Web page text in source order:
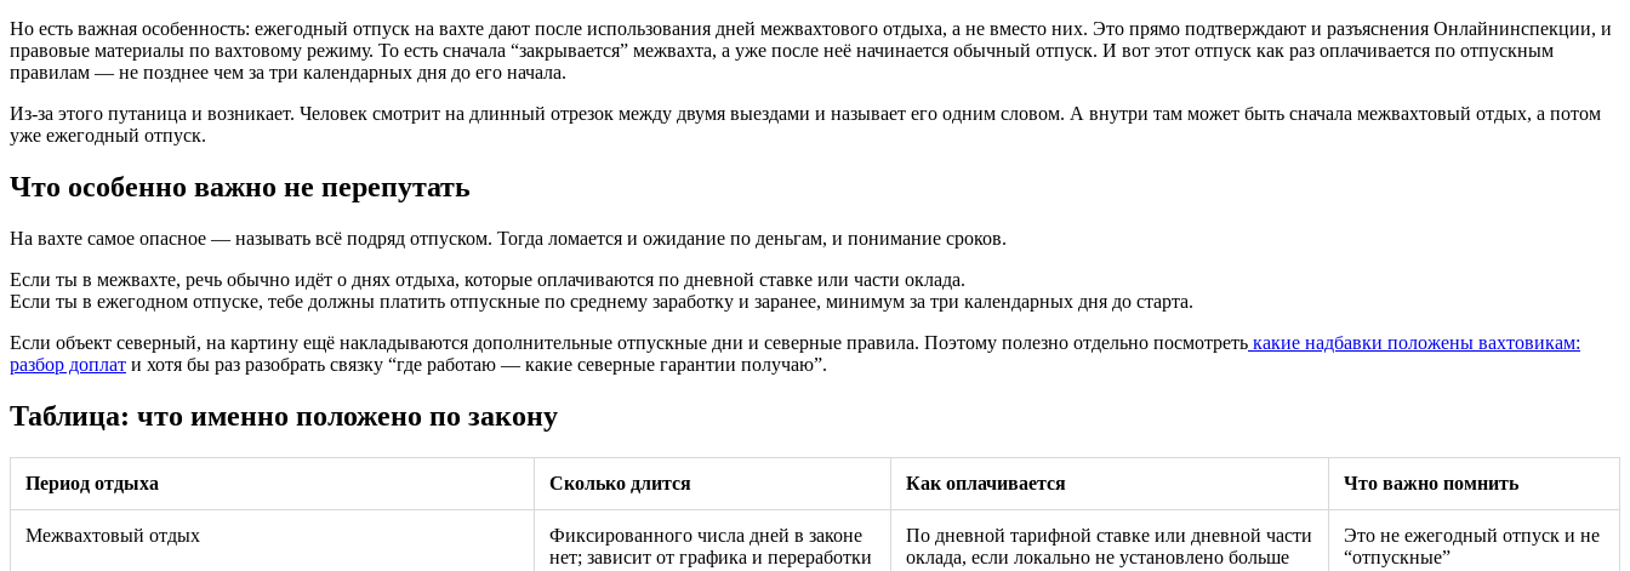
Но есть важная особенность: ежегодный отпуск на вахте дают после использования дней межвахтового отдыха, а не вместо них. Это прямо подтверждают и разъяснения Онлайнинспекции, и
правовые материалы по вахтовому режиму. То есть сначала “закрывается” межвахта, а уже после неё начинается обычный отпуск. И вот этот отпуск как раз оплачивается по отпускным
правилам — не позднее чем за три календарных дня до его начала.
Из-за этого путаница и возникает. Человек смотрит на длинный отрезок между двумя выездами и называет его одним словом. А внутри там может быть сначала межвахтовый отдых, а потом
уже ежегодный отпуск.
Что особенно важно не перепутать
На вахте самое опасное — называть всё подряд отпуском. Тогда ломается и ожидание по деньгам, и понимание сроков.
Если ты в межвахте, речь обычно идёт о днях отдыха, которые оплачиваются по дневной ставке или части оклада.
Если ты в ежегодном отпуске, тебе должны платить отпускные по среднему заработку и заранее, минимум за три календарных дня до старта.
Если объект северный, на картину ещё накладываются дополнительные отпускные дни и северные правила. Поэтому полезно отдельно посмотреть какие надбавки положены вахтовикам:
разбор доплат и хотя бы раз разобрать связку “где работаю — какие северные гарантии получаю”.
Таблица: что именно положено по закону
Период отдыха Сколько длится Как оплачивается Что важно помнить
Межвахтовый отдых
Фиксированного числа дней в законе
нет; зависит от графика и переработки
По дневной тарифной ставке или дневной части
оклада, если локально не установлено больше
Это не ежегодный отпуск и не
“отпускные”